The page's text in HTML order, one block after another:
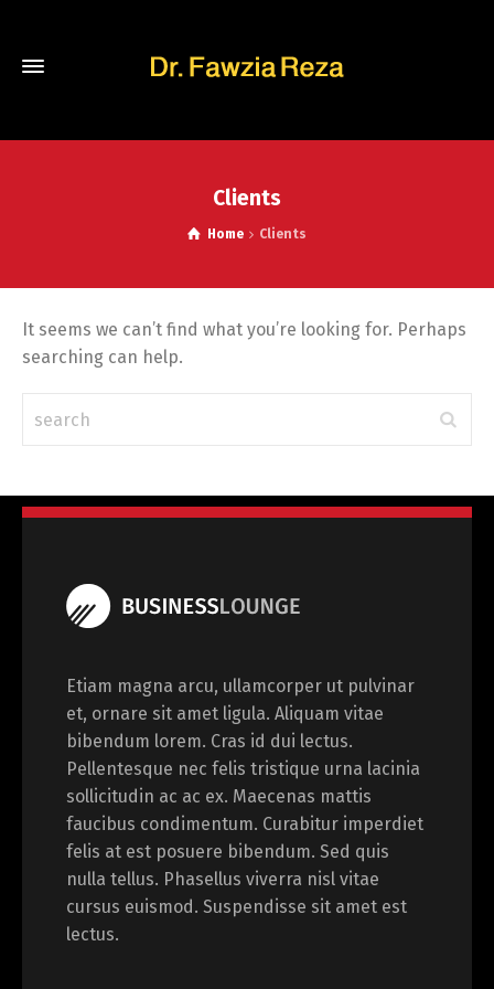
Clients
Home Clients
It seems we can’t find what you’re looking for. Perhaps
searching can help.
Etiam magna arcu, ullamcorper ut pulvinar
et, ornare sit amet ligula. Aliquam vitae
bibendum lorem. Cras id dui lectus.
Pellentesque nec felis tristique urna lacinia
sollicitudin ac ac ex. Maecenas mattis
faucibus condimentum. Curabitur imperdiet
felis at est posuere bibendum. Sed quis
nulla tellus. Phasellus viverra nisl vitae
cursus euismod. Suspendisse sit amet est
lectus.